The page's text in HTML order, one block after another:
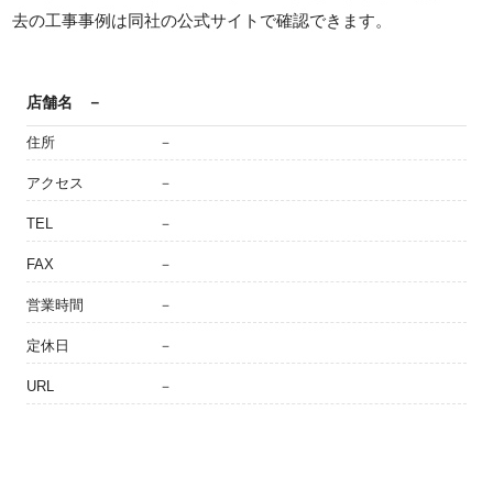
去の工事事例は同社の公式サイトで確認できます。
店舗名 －
住所 －
アクセス －
TEL －
FAX －
営業時間 －
定休日 －
URL －